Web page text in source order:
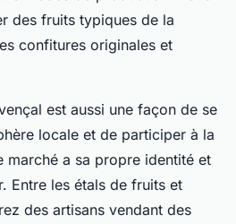
des fruits typiques de la
confitures originales et
est aussi une façon de se
locale et de participer à la
marché a sa propre identité et
Entre les étals de fruits et
des artisans vendant des